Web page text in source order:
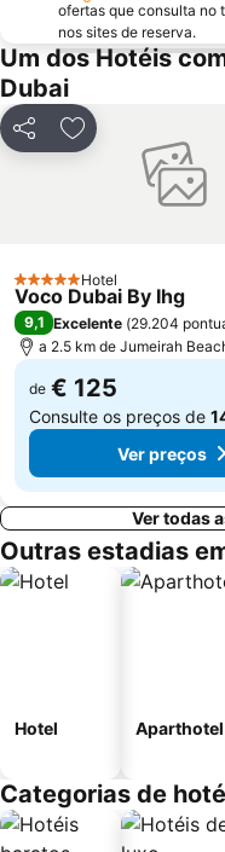
Business Bay Metro
Dubai Marina Mall
Dubai Aquarium & Underwater
Dubai Media City
The Dubai Fountain
Souk Madinat Jumeirah
Dubai Investment Park
Oud Metha
ofertas que consulta no
nos sites de reserva.
Um dos Hotéis
Dubai
PartilharAdicionar aos
5 EstrelasHotel
Voco Dubai By Ihg
9,1 Excelente (29.204
a 2.5 km de Jumeirah
de € 125
Consulte os preços de
Ver preços
Ver todas
Outras estadias
Hotel Aparthotel
Categorias de